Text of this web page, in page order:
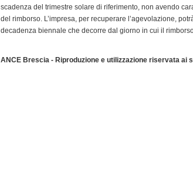
scadenza del trimestre solare di riferimento, non avendo
del rimborso. L’impresa, per recuperare l’agevolazione,
decadenza biennale che decorre dal giorno in cui il
ANCE Brescia - Riproduzione e utilizzazione riservata ai